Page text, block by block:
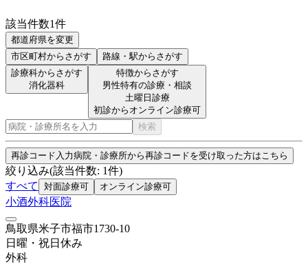
該当件数1件
都道府県を変更
市区町村からさがす 路線・駅からさがす
診療科からさがす
消化器科
特徴からさがす
男性特有の診療・相談
土曜日診療
初診からオンライン診療可
検索
再診コード入力病院・診療所から再診コードを受け取った方はこちら
絞り込み(該当件数: 1件)
すべて
対面診療可 オンライン診療可
小酒外科医院
鳥取県米子市福市1730-10
日曜・祝日 休み
外科